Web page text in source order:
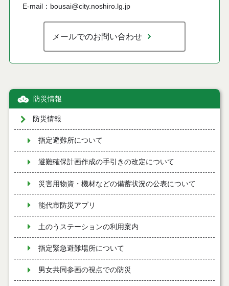
E-mail：bousai@city.noshiro.lg.jp
メールでのお問い合わせ
防災情報
防災情報
指定避難所について
避難確保計画作成の手引きの改定について
災害用物資・機材などの備蓄状況の公表について
能代市防災アプリ
土のうステーションの利用案内
指定緊急避難場所について
男女共同参画の視点での防災